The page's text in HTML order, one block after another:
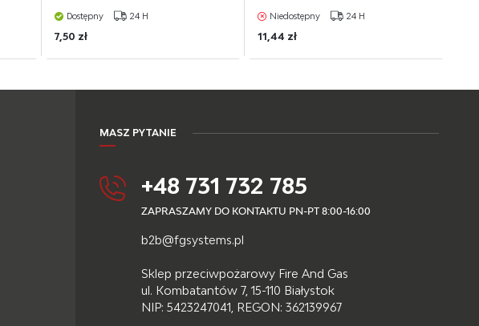
Dostępny 24 H
7,50 zł
Niedostępny 24 H
11,44 zł
MASZ PYTANIE
+48 731 732 785
ZAPRASZAMY DO KONTAKTU PN-PT 8:00-16:00
b2b@fgsystems.pl
Sklep przeciwpożarowy Fire And Gas
ul. Kombatantów 7, 15-110 Białystok
NIP: 5423247041, REGON: 362139967